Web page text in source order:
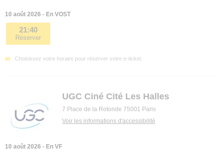
10 août 2026 - En VOST
21:40
Réserver
Choisissez votre horaire pour réserver votre e-ticket.
UGC Ciné Cité Les Halles
7 Place de la Rotonde 75001 Paris
Voir les informations d'accessibilité
10 août 2026 - En VF